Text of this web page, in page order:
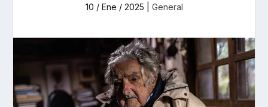
10 / Ene / 2025 General